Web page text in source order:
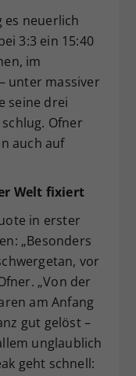
es neuerlich
3:3 ein 15:40
im
unter massiver
seine drei
Ofner
auch auf
Welt fixiert
in erster
„Besonders
vor
„Von der
am Anfang
gut gelöst –
unglaublich
geht schnell: